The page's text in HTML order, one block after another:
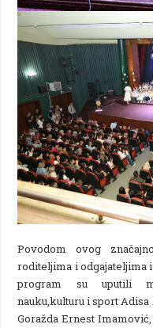
Povodom ovog
roditeljima i odgajateljima
program su uputili
nauku,kulturu i sport
Goražda Ernest